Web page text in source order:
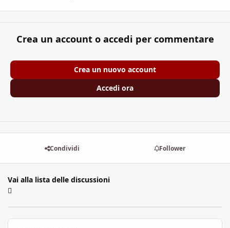
Crea un account o accedi per commentare
Crea un nuovo account
Accedi ora
Condividi Follower
Vai alla lista delle discussioni